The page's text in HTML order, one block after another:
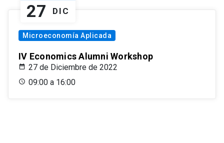
27 DIC
Microeconomía Aplicada
IV Economics Alumni Workshop
27 de Diciembre de 2022
09:00 a 16:00